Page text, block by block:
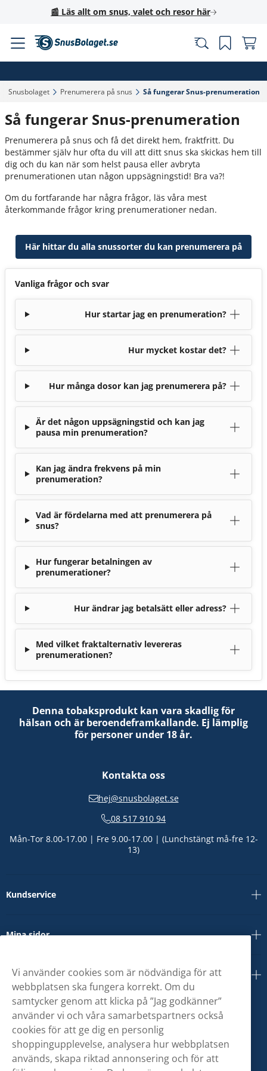
📰 Läs allt om snus, valet och resor här
Snusbolaget‎ Prenumerera på snus‎ Så fungerar Snus-prenumeration‎
Så fungerar Snus-prenumeration
Prenumerera på snus och få det direkt hem, fraktfritt. Du
bestämmer själv hur ofta du vill att ditt snus ska skickas hem till
dig och du kan när som helst pausa eller avbryta
prenumerationen utan någon uppsägningstid! Bra va?!
Om du fortfarande har några frågor, läs våra mest
återkommande frågor kring prenumerationer nedan.
Här hittar du alla snussorter du kan prenumerera på
Vanliga frågor och svar
Hur startar jag en prenumeration?
Hur mycket kostar det?
Hur många dosor kan jag prenumerera på?
Är det någon uppsägningstid och kan jag
pausa min prenumeration?
Kan jag ändra frekvens på min
prenumeration?
Vad är fördelarna med att prenumerera på
snus?
Hur fungerar betalningen av
prenumerationer?
Hur ändrar jag betalsätt eller adress?
Med vilket fraktalternativ levereras
prenumerationen?
Denna tobaksprodukt kan vara skadlig för
hälsan och är beroendeframkallande. Ej lämplig
för personer under 18 år.
Kontakta oss
hej@snusbolaget.se
08 517 910 94
Mån-Tor 8.00-17.00 | Fre 9.00-17.00 | (Lunchstängt må-fre 12-
13)
Kundservice
Mina sidor
Om oss
Vi använder cookies som är nödvändiga för att
webbplatsen ska fungera korrekt. Om du
samtycker genom att klicka på ”Jag godkänner”
använder vi och våra samarbetspartners också
cookies för att ge dig en personlig
shoppingupplevelse, analysera hur webbplatsen
används, skapa riktad annonsering och för att